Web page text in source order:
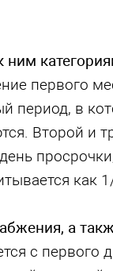
первого
период, в
Второй и
как
а
с первого